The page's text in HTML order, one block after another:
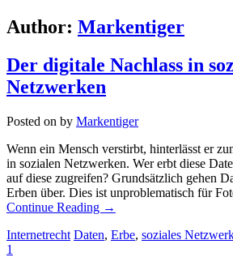
Author: Markentiger
Der digitale Nachlass in
Netzwerken
Posted on by Markentiger
Wenn ein Mensch verstirbt, hinterlässt er
in sozialen Netzwerken. Wer erbt diese
auf diese zugreifen? Grundsätzlich gehen
Erben über. Dies ist unproblematisch für
Continue Reading →
Internetrecht Daten, Erbe, soziales
1